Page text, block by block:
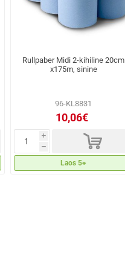
Rullpaber Midi 2-kihiline 20cm
x175m, sinine
96-KL8831
10,06€
i
h d
Laos 5+